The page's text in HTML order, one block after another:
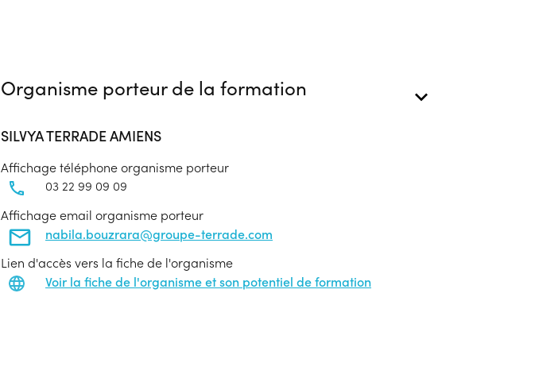
Organisme porteur de la formation
SILVYA TERRADE AMIENS
Affichage téléphone organisme porteur
03 22 99 09 09
Affichage email organisme porteur
nabila.bouzrara@groupe-terrade.com
Lien d'accès vers la fiche de l'organisme
Voir la fiche de l'organisme et son potentiel de formation